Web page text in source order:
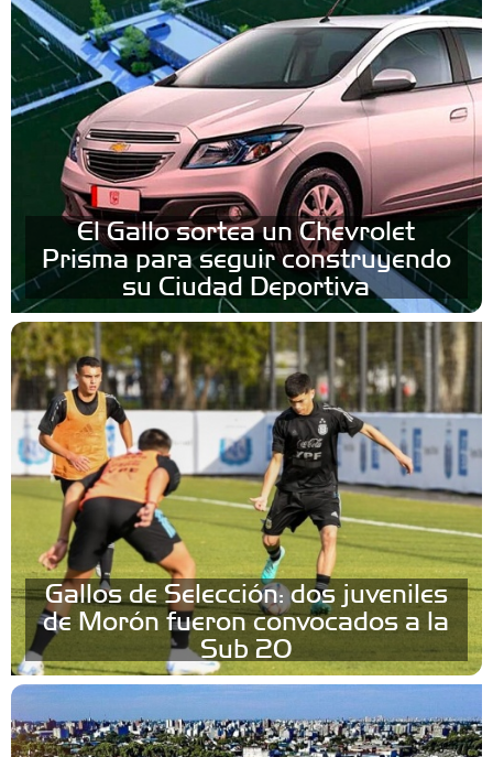
El Gallo sortea un Chevrolet
Prisma para seguir construyendo
su Ciudad Deportiva
Gallos de Selección: dos juveniles
de Morón fueron convocados a la
Sub 20